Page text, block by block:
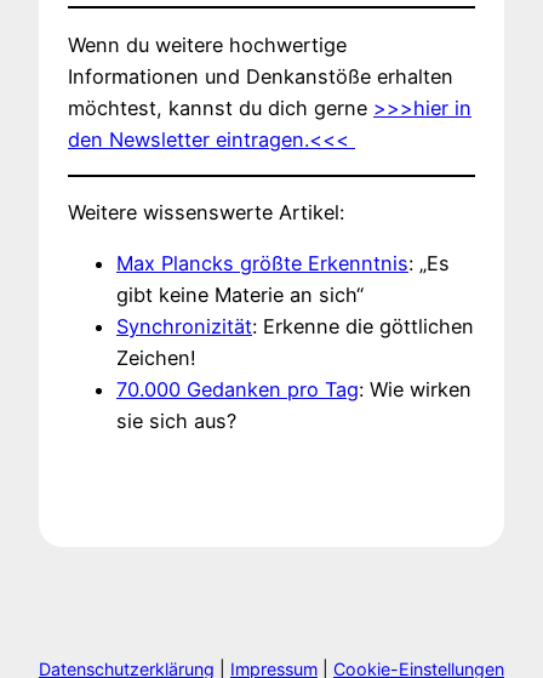
Wenn du weitere hochwertige
Informationen und Denkanstöße erhalten
möchtest, kannst du dich gerne >>>hier in
den Newsletter eintragen.<<<
Weitere wissenswerte Artikel:
Max Plancks größte Erkenntnis: „Es
gibt keine Materie an sich“
Synchronizität: Erkenne die göttlichen
Zeichen!
70.000 Gedanken pro Tag: Wie wirken
sie sich aus?
Datenschutzerklärung Impressum Cookie-Einstellungen